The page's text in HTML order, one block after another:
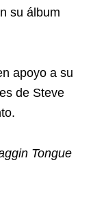
su álbum
apoyo a su
de Steve
Tongue